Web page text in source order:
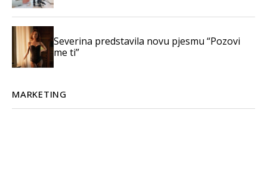
Severina predstavila novu pjesmu “Pozovi
me ti”
MARKETING